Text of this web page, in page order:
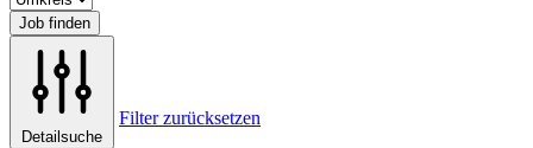
Job finden
Detailsuche
Filter zurücksetzen